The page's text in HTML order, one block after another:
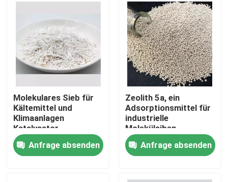
Molekulares Sieb für
Kältemittel und
Klimaanlagen
Katalysator
Molekulares Sieb 5A
Anfrage absenden
Zeolith 5a, ein
Adsorptionsmittel für
industrielle
Molekülsiben
Anfrage absenden